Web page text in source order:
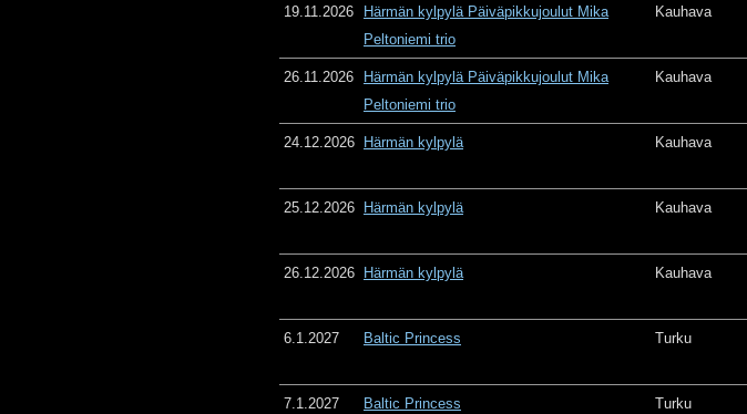
19.11.2026
Härmän kylpylä Päiväpikkujoulut Mika
Peltoniemi trio
Kauhava
26.11.2026
Härmän kylpylä Päiväpikkujoulut Mika
Peltoniemi trio
Kauhava
24.12.2026 Härmän kylpylä Kauhava
25.12.2026 Härmän kylpylä Kauhava
26.12.2026 Härmän kylpylä Kauhava
6.1.2027 Baltic Princess Turku
7.1.2027 Baltic Princess Turku